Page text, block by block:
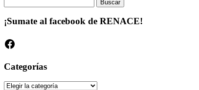
¡Sumate al facebook de RENACE!
Facebook
Categorías
Categorías